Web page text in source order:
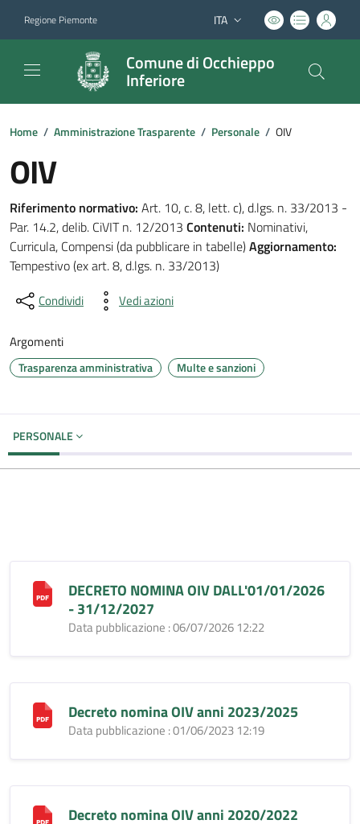
Regione Piemonte Lingua attiva:
ITA
Comune di Occhieppo
Inferiore
Home / Amministrazione Trasparente / Personale / OIV
OIV
Riferimento normativo: Art. 10, c. 8, lett. c), d.lgs. n. 33/2013 -
Par. 14.2, delib. CiVIT n. 12/2013 Contenuti: Nominativi,
Curricula, Compensi (da pubblicare in tabelle)Aggiornamento:
Tempestivo (ex art. 8, d.lgs. n. 33/2013)
Condividi Vedi azioni
Argomenti
Trasparenza amministrativa Multe e sanzioni
PERSONALE
DECRETO NOMINA OIV DALL'01/01/2026
- 31/12/2027
Data pubblicazione : 06/07/2026 12:22
Decreto nomina OIV anni 2023/2025
Data pubblicazione : 01/06/2023 12:19
Decreto nomina OIV anni 2020/2022